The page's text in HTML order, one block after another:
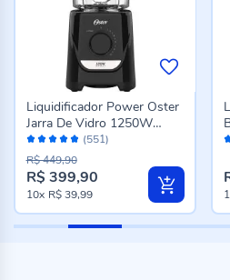
Avaliação:
96%
(551)
Liquidificador Power Oster
Jarra De Vidro 1250W
OLIQ520
R$ 399,90
R$ 449,90
10x R$ 39,99